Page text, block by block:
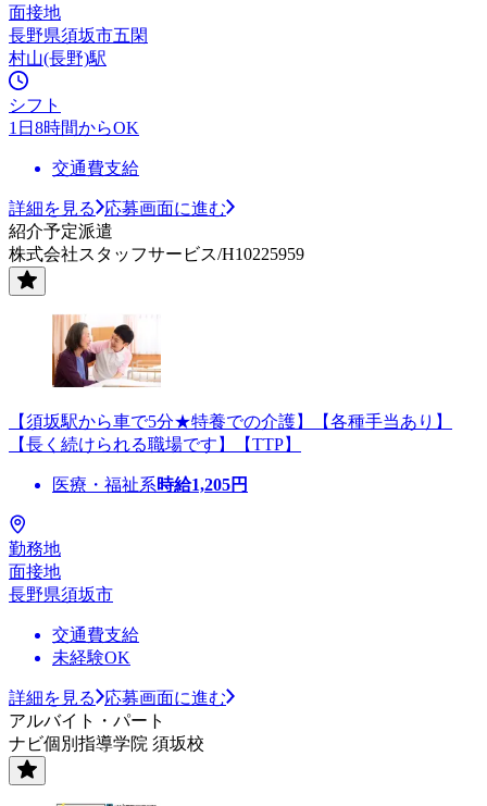
面接地
長野県須坂市五閑
村山(長野)駅
シフト
1日8時間からOK
交通費支給
詳細を見る
応募画面に進む
紹介予定派遣
株式会社スタッフサービス/H10225959
【須坂駅から車で5分★特養での介護】【各種手当あり】
【長く続けられる職場です】【TTP】
医療・福祉系時給1,205円
勤務地
面接地
長野県須坂市
交通費支給
未経験OK
詳細を見る
応募画面に進む
アルバイト・パート
ナビ個別指導学院 須坂校